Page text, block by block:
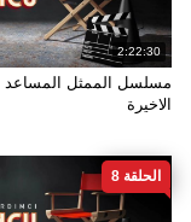
2:22:30
الاخيرة
الحلقة 8